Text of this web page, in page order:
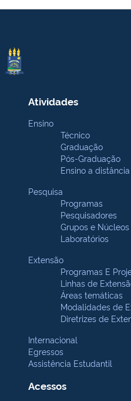
Atividades
Ensino
Técnico
Graduação
Pós-Graduação
Ensino a distância
Pesquisa
Programas
Pesquisadores
Grupos e
Laboratórios
Extensão
Programas E
Linhas de
Áreas temáticas
Modalidades de
Diretrizes de
Internacional
Egressos
Assistência Estudantil
Acessos